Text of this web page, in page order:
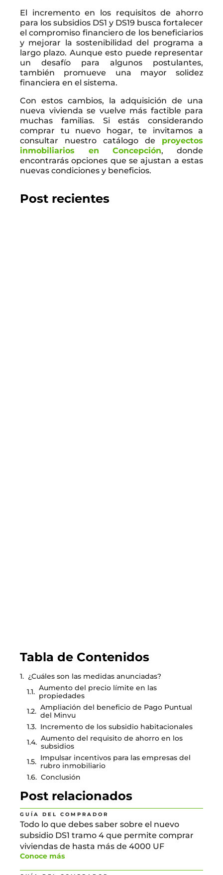
El incremento en los requisitos de ahorro
para los subsidios DS1 y DS19 busca fortalecer
el compromiso financiero de los beneficiarios
y mejorar la sostenibilidad del programa a
largo plazo. Aunque esto puede representar
un desafío para algunos postulantes,
también promueve una mayor solidez
financiera en el sistema.
Con estos cambios, la adquisición de una
nueva vivienda se vuelve más factible para
muchas familias. Si estás considerando
comprar tu nuevo hogar, te invitamos a
consultar nuestro catálogo de proyectos
inmobiliarios en Concepción, donde
encontrarás opciones que se ajustan a estas
nuevas condiciones y beneficios.
Post recientes
Tabla de Contenidos
¿Cuáles son las medidas anunciadas?
Aumento del precio límite en las
propiedades
Ampliación del beneficio de Pago Puntual
del Minvu
Incremento de los subsidio habitacionales
Aumento del requisito de ahorro en los
subsidios
Impulsar incentivos para las empresas del
rubro inmobiliario
Conclusión
Post relacionados
GUÍA DEL COMPRADOR
Todo lo que debes saber sobre el nuevo
subsidio DS1 tramo 4 que permite comprar
viviendas de hasta más de 4000 UF
Conoce más